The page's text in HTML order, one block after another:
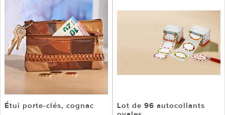
Étui porte-clés, cognac
Lot de 96 autocollants